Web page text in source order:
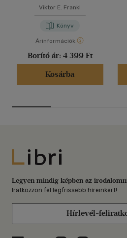
Viktor E. Frankl
Könyv
Árinformációk
Borító ár: 4 399 Ft
Kosárba
Libri
Legyen mindig képben az
Iratkozzon fel legfrissebb híreinkért!
Hírlevél-